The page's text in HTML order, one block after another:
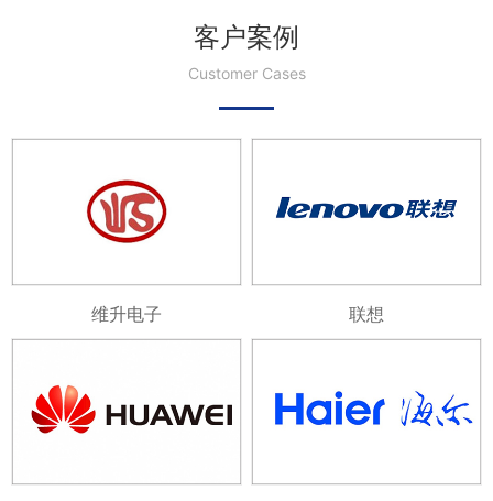
客户案例
Customer Cases
维升电子 联想